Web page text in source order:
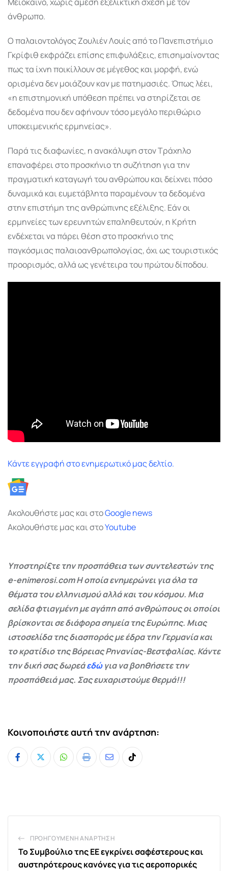
Μειόκαινο, χωρίς άμεση εξελικτική σχέση με τον
άνθρωπο.
Ο παλαιοντολόγος Ζουλιέν Λουίς από το Πανεπιστήμιο
Γκρίφιθ εκφράζει επίσης επιφυλάξεις, επισημαίνοντας
πως τα ίχνη ποικίλλουν σε μέγεθος και μορφή, ενώ
ορισμένα δεν μοιάζουν καν με πατημασιές. Όπως λέει,
«η επιστημονική υπόθεση πρέπει να στηρίζεται σε
δεδομένα που δεν αφήνουν τόσο μεγάλο περιθώριο
υποκειμενικής ερμηνείας».
Παρά τις διαφωνίες, η ανακάλυψη στον Τράχηλο
επαναφέρει στο προσκήνιο τη συζήτηση για την
πραγματική καταγωγή του ανθρώπου και δείχνει πόσο
δυναμικά και ευμετάβλητα παραμένουν τα δεδομένα
στην επιστήμη της ανθρώπινης εξέλιξης. Εάν οι
ερμηνείες των ερευνητών επαληθευτούν, η Κρήτη
ενδέχεται να πάρει θέση στο προσκήνιο της
παγκόσμιας παλαιοανθρωπολογίας, όχι ως τουριστικός
προορισμός, αλλά ως γενέτειρα του πρώτου δίποδου.
Κάντε εγγραφή στο ενημερωτικό μας δελτίο.
Ακολουθήστε μας και στοGooglenews
Ακολουθήστε μας και στοYoutube
Υποστηρίξτε την προσπάθεια των συντελεστών της
e-enimerosi.com Η οποία ενημερώνει για όλα τα
θέματα του ελληνισμού αλλά και του κόσμου. Μια
σελίδα φτιαγμένη με αγάπη από ανθρώπους οι οποίοι
βρίσκονται σε διάφορα σημεία της Ευρώπης. Μιας
ιστοσελίδα της διασποράς με έδρα την Γερμανία και
το κρατίδιο της Βόρειας Ρηνανίας-Βεστφαλίας. Κάντε
την δική σας δωρεάεδώγια να βοηθήσετε την
προσπάθειά μας. Σας ευχαριστούμε θερμά!!!
Κοινοποιήστε αυτή την ανάρτηση:
Whatsapp
Print
ShareTiktok
ΠΡΟΗΓΟΎΜΕΝΗ ΑΝΆΡΤΗΣΗ
Το Συμβούλιο της ΕΕ εγκρίνει σαφέστερους και
αυστηρότερους κανόνες για τις αεροπορικές